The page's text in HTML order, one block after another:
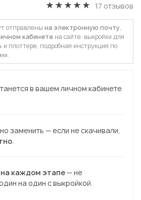
17 отзывов
отправлены на электронную почту,
кабинете на сайте: выкройки для
плоттере, подробная инструкция по
в вашем личном кабинете
заменить — если не скачивали,
.
на каждом этапе — не
на один с выкройкой.